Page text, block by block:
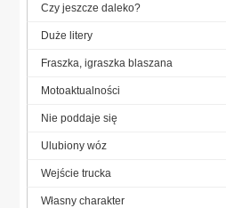
Czy jeszcze daleko?
Duże litery
Fraszka, igraszka blaszana
Motoaktualności
Nie poddaje się
Ulubiony wóz
Wejście trucka
Własny charakter